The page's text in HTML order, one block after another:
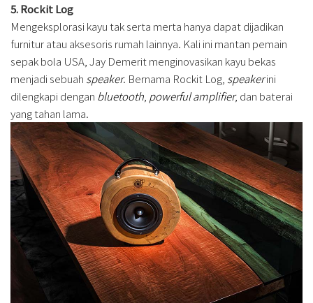
5. Rockit Log
Mengeksplorasi kayu tak serta merta hanya dapat dijadikan
furnitur atau aksesoris rumah lainnya. Kali ini mantan pemain
sepak bola USA, Jay Demerit menginovasikan kayu bekas
menjadi sebuah speaker. Bernama Rockit Log, speakerini
dilengkapi dengan bluetooth powerful amplifier, dan baterai
yang tahan lama.